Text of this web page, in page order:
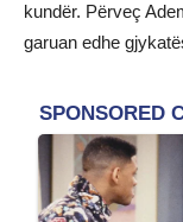
kundër. Përveç
garuan edhe